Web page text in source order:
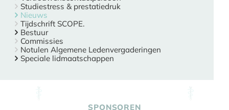
Studiestress & prestatiedruk
Nieuws
Tijdschrift SCOPE.
Bestuur
Commissies
Notulen Algemene Ledenvergaderingen
Speciale lidmaatschappen
SPONSOREN